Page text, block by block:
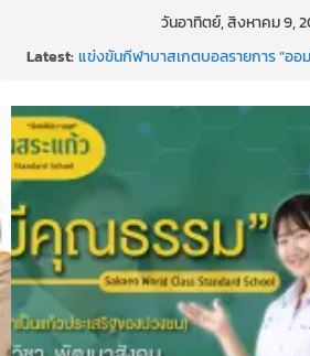
content
วันอาทิตย์, สิงหาคม 9,
Latest:แข่งขันกีฬาบาสเกตบอลรายการ “ออ
ค่ายภาษาและวัฒนธรรม Languages
กิจกรรมบริจาคโลหิต ยิ่งให้ยิ่งได้ ครั้งที่
กีฬาอีสปอร์ต (FC Online PC)
การพัฒนานวัตกรรมบอร์ดเกม เพื่อกา
2569